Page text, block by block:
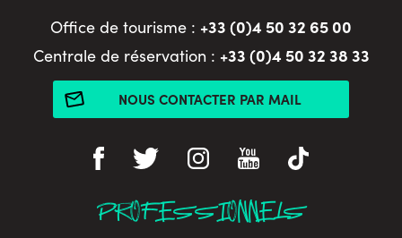
Office de tourisme : +33 (0)4 50 32 65 00
Centrale de réservation : +33 (0)4 50 32 38 33
NOUS CONTACTER PAR MAIL
PROFESSIONNELS